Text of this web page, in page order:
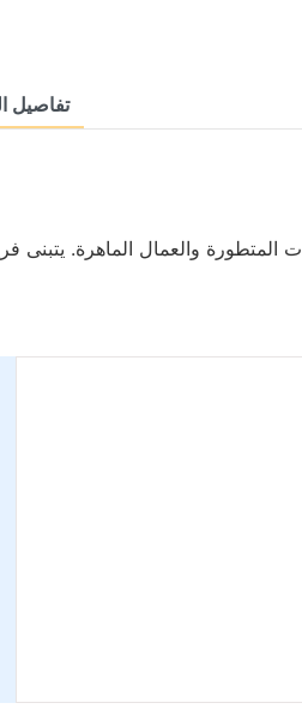
تفاصيل
المتطورة والعمال الماهرة.